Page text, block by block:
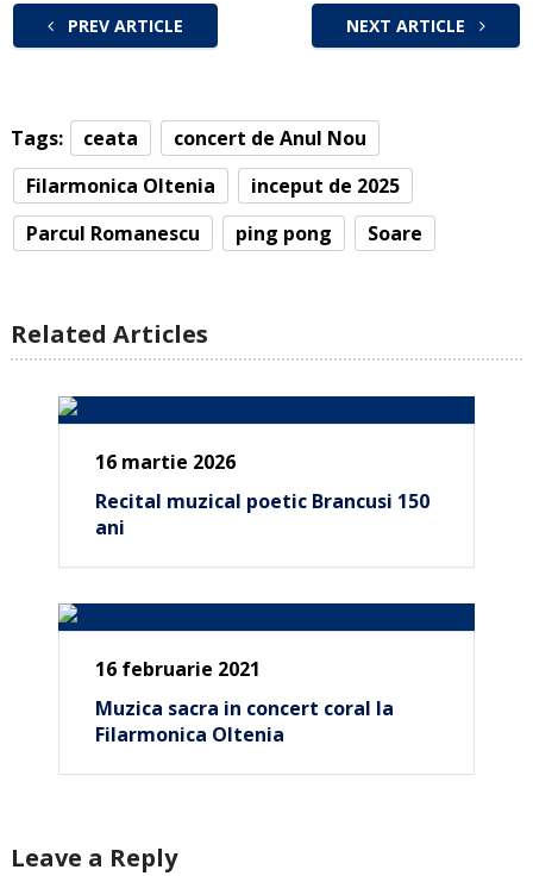
PREV ARTICLE NEXT ARTICLE
Tags: ceata
concert de Anul Nou
Filarmonica Oltenia
inceput de 2025
Parcul Romanescu
ping pong Soare
Related Articles
16 martie 2026
Recital muzical poetic Brancusi 150
ani
16 februarie 2021
Muzica sacra in concert coral la
Filarmonica Oltenia
Leave a Reply